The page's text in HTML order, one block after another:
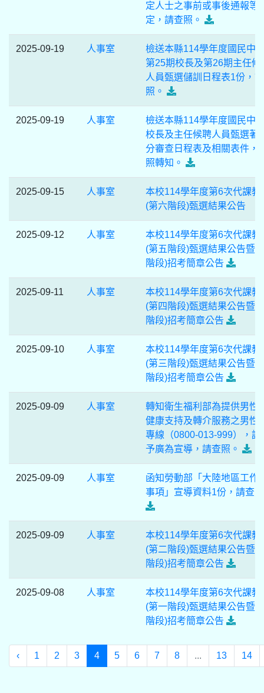
定人士之事前或事後通報等
定，請查照。
2025-09-19 人事室
檢送本縣114學年度國民中
第25期校長及第26期主任候
人員甄選儲訓日程表1份，
照。
2025-09-19 人事室
檢送本縣114學年度國民中
校長及主任候聘人員甄選著
分審查日程表及相關表件，
照轉知。
2025-09-15 人事室
本校114學年度第6次代課教
(第六階段)甄選結果公告
2025-09-12 人事室
本校114學年度第6次代課教
(第五階段)甄選結果公告暨(
階段)招考簡章公告
2025-09-11 人事室
本校114學年度第6次代課教
(第四階段)甄選結果公告暨(
階段)招考簡章公告
2025-09-10 人事室
本校114學年度第6次代課教
(第三階段)甄選結果公告暨(
階段)招考簡章公告
2025-09-09 人事室
轉知衛生福利部為提供男性
健康支持及轉介服務之男性
專線（0800-013-999），請
予廣為宣導，請查照。
2025-09-09 人事室
函知勞動部「大陸地區工作
事項」宣導資料1份，請查
2025-09-09 人事室
本校114學年度第6次代課教
(第二階段)甄選結果公告暨(
階段)招考簡章公告
2025-09-08 人事室
本校114學年度第6次代課教
(第一階段)甄選結果公告暨(
階段)招考簡章公告
‹ 1 2 3 4 5 6 7 8 ... 13 14